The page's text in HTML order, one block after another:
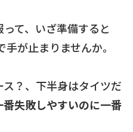
て、いざ準備すると
手が止まりませんか。
ス？、下半身はタイツだ
番失敗しやすいのに一番